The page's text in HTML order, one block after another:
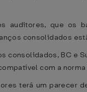
auditores, que os
consolidados
consolidados, BC e
com a
terá um parecer